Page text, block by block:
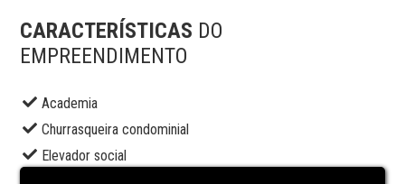
CARACTERÍSTICAS DO
EMPREENDIMENTO
Academia
Churrasqueira condominial
Elevador social